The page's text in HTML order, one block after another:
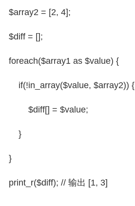
$array2 = [2, 4];
$diff = [];
foreach($array1 as $value) {
if(!in_array($value, $array2)) {
$diff[] = $value;
}
}
print_r($diff); // 输出 [1, 3]